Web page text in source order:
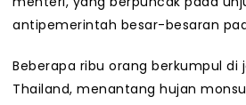
antipemerintah besar-besaran
Beberapa ribu orang berkumpul di
Thailand, menantang hujan